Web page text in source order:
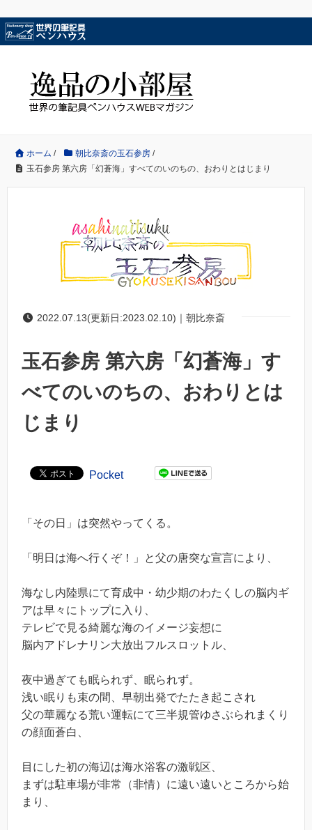
ホーム / 朝比奈斎の玉石参房 /
玉石参房 第六房「幻蒼海」すべてのいのちの、おわりとはじまり
2022.07.13(更新日:2023.02.10)｜朝比奈斎
玉石参房 第六房「幻蒼海」す
べてのいのちの、おわりとは
じまり
Pocket
「その日」は突然やってくる。
「明日は海へ行くぞ！」と父の唐突な宣言により、
海なし内陸県にて育成中・幼少期のわたくしの脳内ギ
アは早々にトップに入り、
テレビで見る綺麗な海のイメージ妄想に
脳内アドレナリン大放出フルスロットル、
夜中過ぎても眠られず、眠られず。
浅い眠りも束の間、早朝出発でたたき起こされ
父の華麗なる荒い運転にて三半規管ゆさぶられまくり
の顔面蒼白、
目にした初の海辺は海水浴客の激戦区、
まずは駐車場が非常（非情）に遠い遠いところから始
まり、